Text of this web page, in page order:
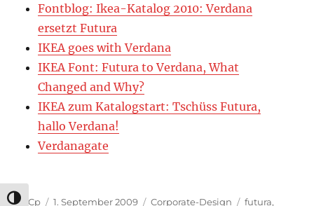
UMSCHALTEN AUF HOHE KONTRASTE
Fontblog: Ikea-Katalog 2010: Verdana
ersetzt Futura
IKEA goes with Verdana
IKEA Font: Futura to Verdana, What
Changed and Why?
IKEA zum Katalogstart: Tschüss Futura,
hallo Verdana!
Verdanagate
Autor
sCp Veröffentlicht
1. September 2009 Kategorien
Corporate-Design Schlagwörter
futura,